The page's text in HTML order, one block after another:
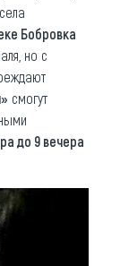
Бобровка
но с
смогут
до 9 вечера